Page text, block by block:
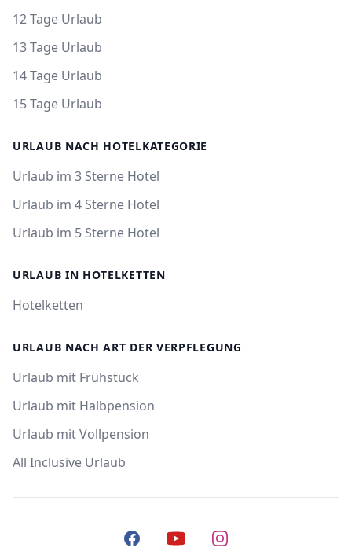
12 Tage Urlaub
13 Tage Urlaub
14 Tage Urlaub
15 Tage Urlaub
URLAUB NACH HOTELKATEGORIE
Urlaub im 3 Sterne Hotel
Urlaub im 4 Sterne Hotel
Urlaub im 5 Sterne Hotel
URLAUB IN HOTELKETTEN
Hotelketten
URLAUB NACH ART DER VERPFLEGUNG
Urlaub mit Frühstück
Urlaub mit Halbpension
Urlaub mit Vollpension
All Inclusive Urlaub
FacebookYouTubeInstagram